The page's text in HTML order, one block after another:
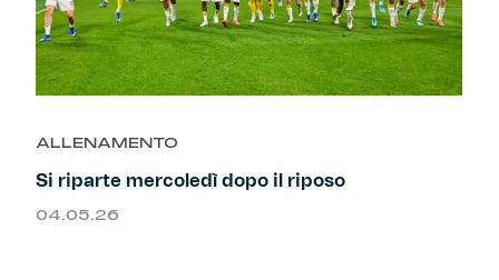
ALLENAMENTO
Si riparte mercoledì dopo il riposo
04.05.26